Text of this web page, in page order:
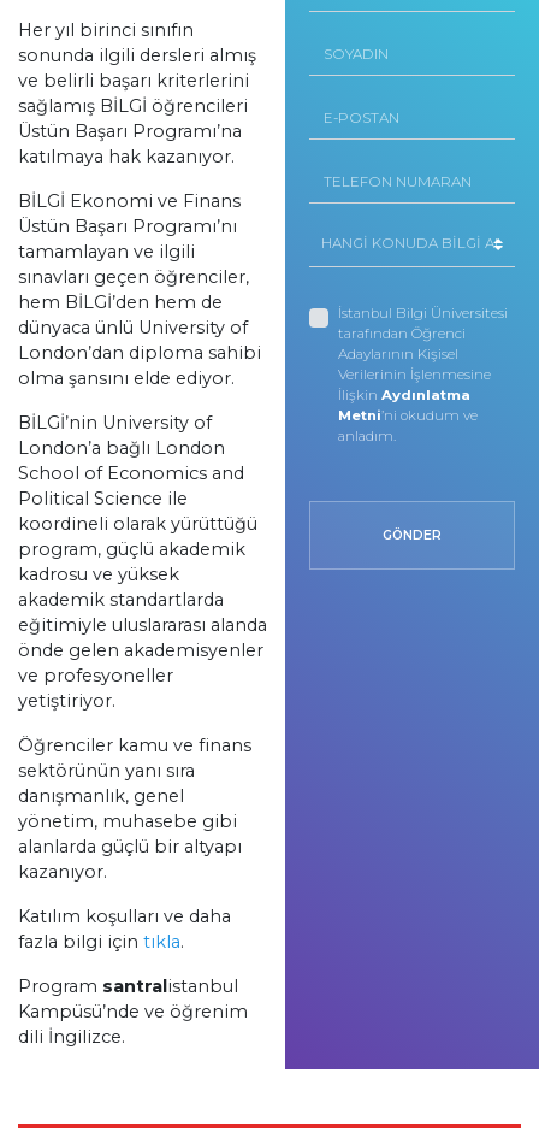
Her yıl birinci sınıfın
sonunda ilgili dersleri almış
ve belirli başarı kriterlerini
sağlamış BİLGİ öğrencileri
Üstün Başarı Programı’na
katılmaya hak kazanıyor.
BİLGİ Ekonomi ve Finans
Üstün Başarı Programı’nı
tamamlayan ve ilgili
sınavları geçen öğrenciler,
hem BİLGİ’den hem de
dünyaca ünlü University of
London’dan diploma sahibi
olma şansını elde ediyor.
BİLGİ’nin University of
London’a bağlı London
School of Economics and
Political Science ile
koordineli olarak yürüttüğü
program, güçlü akademik
kadrosu ve yüksek
akademik standartlarda
eğitimiyle uluslararası alanda
önde gelen akademisyenler
ve profesyoneller
yetiştiriyor.
Öğrenciler kamu ve finans
sektörünün yanı sıra
danışmanlık, genel
yönetim, muhasebe gibi
alanlarda güçlü bir altyapı
kazanıyor.
Katılım koşulları ve daha
fazla bilgi için tıkla.
Program santralistanbul
Kampüsü’nde ve öğrenim
dili İngilizce.
İstanbul Bilgi Üniversitesi
tarafından Öğrenci
Adaylarının Kişisel
Verilerinin İşlenmesine
İlişkin Aydınlatma
Metni’ni okudum ve
anladım.
GÖNDER